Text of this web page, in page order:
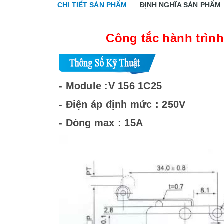
CHI TIẾT SẢN PHẨM ĐỊNH NGHĨA SẢN PHẨM
Công tắc hành
- Module :V 156 1C25
- Điện áp định mức : 250V
- Dòng max : 15A